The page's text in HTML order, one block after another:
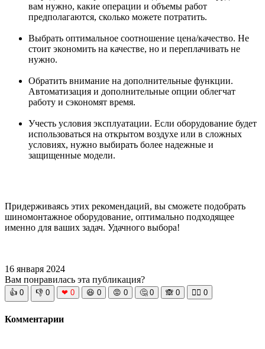
вам нужно, какие операции и объемы работ
предполагаются, сколько можете потратить.
Выбрать оптимальное соотношение цена/качество. Не
стоит экономить на качестве, но и переплачивать не
нужно.
Обратить внимание на дополнительные функции.
Автоматизация и дополнительные опции облегчат
работу и сэкономят время.
Учесть условия эксплуатации. Если оборудование будет
использоваться на открытом воздухе или в сложных
условиях, нужно выбирать более надежные и
защищенные модели.
Придерживаясь этих рекомендаций, вы сможете подобрать
шиномонтажное оборудование, оптимально подходящее
именно для ваших задач. Удачного выбора!
16 января 2024
Вам понравилась эта публикация?
👍 0 👎 0 ❤ 0 😆 0 😡 0 🤔 0 🙈 0 🧘‍♀️ 0
Комментарии